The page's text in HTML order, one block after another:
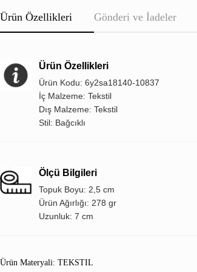
Ürün Özellikleri Gönderi ve İadeler
Ürün Özellikleri
Ürün Kodu: 6y2sa18140-10837
İç Malzeme: Tekstil
Dış Malzeme: Tekstil
Stil: Bağcıklı
Ölçü Bilgileri
Topuk Boyu: 2,5 cm
Ürün Ağırlığı: 278 gr
Uzunluk: 7 cm
Ürün Materyali: TEKSTIL